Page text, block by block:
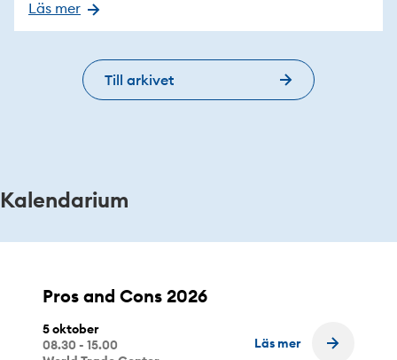
Läs mer
Till arkivet
Kalendarium
Pros and Cons 2026
5 oktober
08.30 - 15.00
Läs mer